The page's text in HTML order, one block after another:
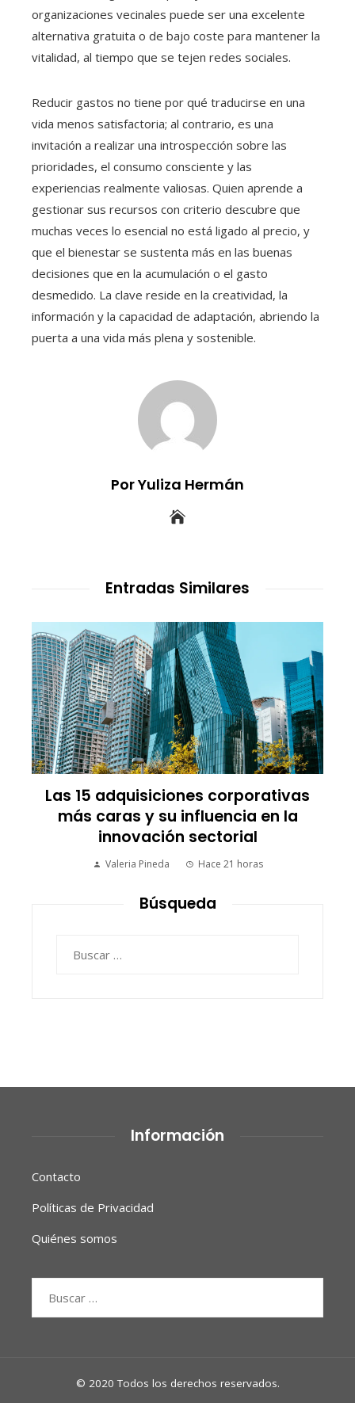
organizaciones vecinales puede ser una excelente
alternativa gratuita o de bajo coste para mantener la
vitalidad, al tiempo que se tejen redes sociales.
Reducir gastos no tiene por qué traducirse en una
vida menos satisfactoria; al contrario, es una
invitación a realizar una introspección sobre las
prioridades, el consumo consciente y las
experiencias realmente valiosas. Quien aprende a
gestionar sus recursos con criterio descubre que
muchas veces lo esencial no está ligado al precio, y
que el bienestar se sustenta más en las buenas
decisiones que en la acumulación o el gasto
desmedido. La clave reside en la creatividad, la
información y la capacidad de adaptación, abriendo la
puerta a una vida más plena y sostenible.
Por Yuliza Hermán
Entradas Similares
Las 15 adquisiciones corporativas
más caras y su influencia en la
innovación sectorial
Valeria Pineda Hace 21 horas
Búsqueda
Información
Contacto
Políticas de Privacidad
Quiénes somos
© 2020 Todos los derechos reservados.